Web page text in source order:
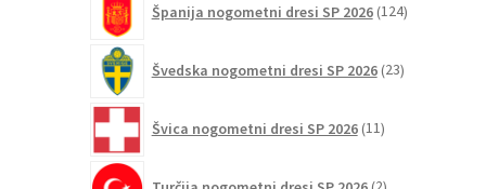
Španija nogometni dresi SP 2026 124izdelkov
Švedska nogometni dresi SP 2026 23izdelkov
Švica nogometni dresi SP 2026 11izdelkov